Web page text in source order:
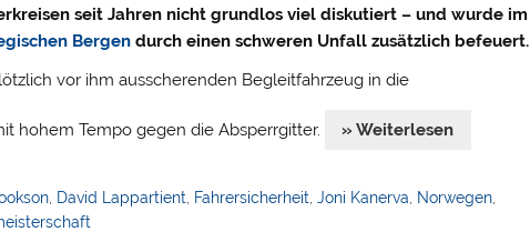
seit Jahren nicht grundlos viel diskutiert – und wurde im
Bergen durch einen schweren Unfall zusätzlich befeuert.
vor ihm ausscherenden Begleitfahrzeug in die
hohem Tempo gegen die Absperrgitter. » Weiterlesen
, David Lappartient Fahrersicherheit Joni Kanerva Norwegen,